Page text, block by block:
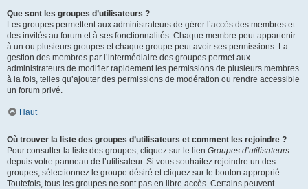
Que sont les groupes d’utilisateurs ?
Les groupes permettent aux administrateurs de gérer l’accès des membres et
des invités au forum et à ses fonctionnalités. Chaque membre peut appartenir
à un ou plusieurs groupes et chaque groupe peut avoir ses permissions. La
gestion des membres par l’intermédiaire des groupes permet aux
administrateurs de modifier rapidement les permissions de plusieurs membres
à la fois, telles qu’ajouter des permissions de modération ou rendre accessible
un forum privé.
Haut
Où trouver la liste des groupes d’utilisateurs et comment les rejoindre ?
Pour consulter la liste des groupes, cliquez sur le lien Groupes d’utilisateurs
depuis votre panneau de l’utilisateur. Si vous souhaitez rejoindre un des
groupes, sélectionnez le groupe désiré et cliquez sur le bouton approprié.
Toutefois, tous les groupes ne sont pas en libre accès. Certains peuvent